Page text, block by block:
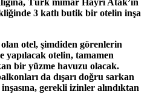
3 katlı butik bir otelin inşa
olan otel, şimdiden görenlerin
yapılacak otelin, tamamen
bir yüzme havuzu olacak.
da dışarı doğru sarkan
gerekli izinler alındıktan